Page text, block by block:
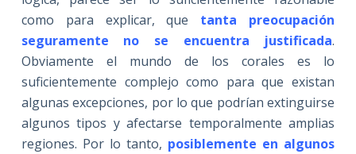
como para explicar, que tanta preocupación
seguramente no se encuentra justificada.
Obviamente el mundo de los corales es lo
suficientemente complejo como para que existan
algunas excepciones, por lo que podrían extinguirse
algunos tipos y afectarse temporalmente amplias
regiones. Por lo tanto, posiblemente en algunos